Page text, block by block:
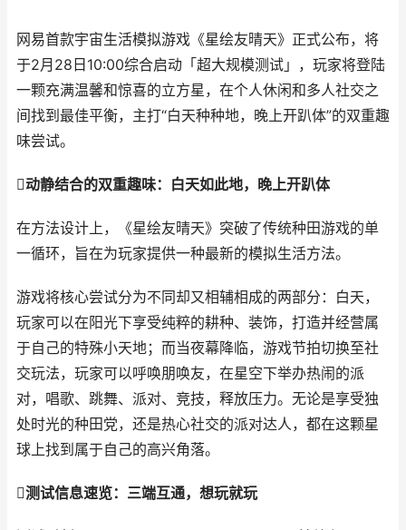
网易首款宇宙生活模拟游戏《星绘友晴天》正式公布，将
于2月28日10:00综合启动「超大规模测试」，玩家将登陆
一颗充满温馨和惊喜的立方星，在个人休闲和多人社交之
间找到最佳平衡，主打“白天种种地，晚上开趴体”的双重趣
味尝试。
动静结合的双重趣味：白天如此地，晚上开趴体
在方法设计上，《星绘友晴天》突破了传统种田游戏的单
一循环，旨在为玩家提供一种最新的模拟生活方法。
游戏将核心尝试分为不同却又相辅相成的两部分：白天，
玩家可以在阳光下享受纯粹的耕种、装饰，打造并经营属
于自己的特殊小天地；而当夜幕降临，游戏节拍切换至社
交玩法，玩家可以呼唤朋唤友，在星空下举办热闹的派
对，唱歌、跳舞、派对、竞技，释放压力。无论是享受独
处时光的种田党，还是热心社交的派对达人，都在这颗星
球上找到属于自己的高兴角落。
测试信息速览：三端互通，想玩就玩